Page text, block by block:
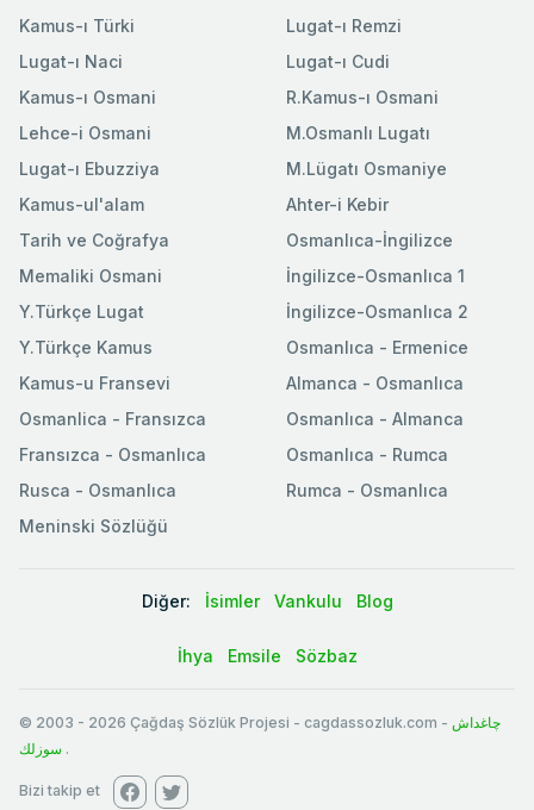
Kamus-ı Türki
Lugat-ı Naci
Kamus-ı Osmani
Lehce-i Osmani
Lugat-ı Ebuzziya
Lugat-ı Remzi
Lugat-ı Cudi
R.Kamus-ı Osmani
M.Osmanlı Lugatı
M.Lügatı Osmaniye
Kamus-ul'alam
Tarih ve Coğrafya
Memaliki Osmani
Y.Türkçe Lugat
Y.Türkçe Kamus
Ahter-i Kebir
Osmanlıca-İngilizce
İngilizce-Osmanlıca 1
İngilizce-Osmanlıca 2
Osmanlıca - Ermenice
Kamus-u Fransevi
Osmanlica - Fransızca
Fransızca - Osmanlıca
Rusca - Osmanlıca
Meninski Sözlüğü
Almanca - Osmanlıca
Osmanlıca - Almanca
Osmanlıca - Rumca
Rumca - Osmanlıca
Diğer: İsimler Vankulu Blog
İhya Emsile Sözbaz
© 2003 - 2026 Çağdaş Sözlük Projesi - cagdassozluk.com - چاغداش
سوزلك .
Bizi takip et